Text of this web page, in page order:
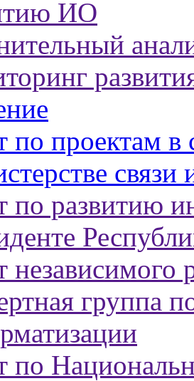
ИО
по проектам в
связи
по развитию
независимого
группа
по